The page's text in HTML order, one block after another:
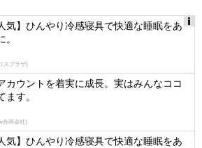
logly
気】ひんやり冷感寝具で快適な睡眠をあ
。
スプラザ)
カウントを着実に成長。実はみんなココ
ます。
合同会社)
気】ひんやり冷感寝具で快適な睡眠をあ